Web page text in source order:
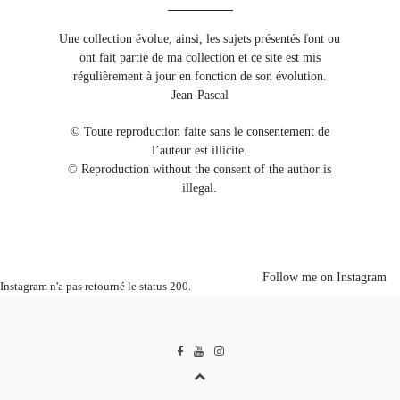
Une collection évolue, ainsi, les sujets présentés font ou
ont fait partie de ma collection et ce site est mis
régulièrement à jour en fonction de son évolution.
Jean-Pascal
© Toute reproduction faite sans le consentement de
l’auteur est illicite.
© Reproduction without the consent of the author is
illegal.
Instagram n'a pas retourné le status 200.
Follow me on Instagram